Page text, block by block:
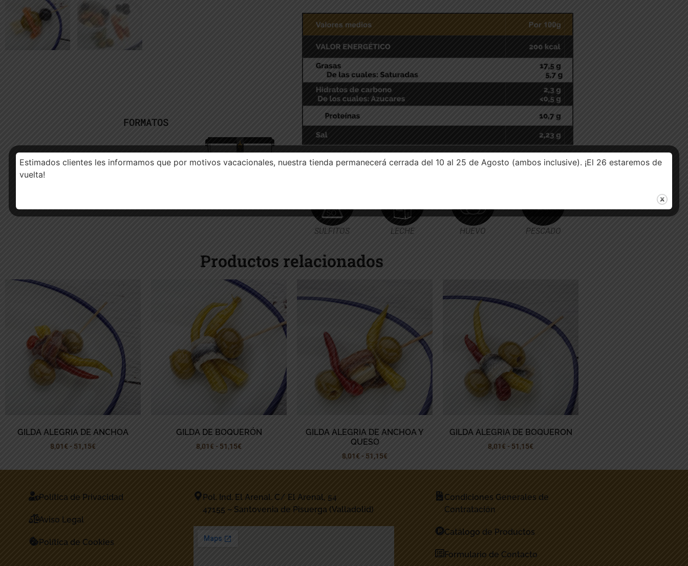
FORMATOS
ALÉRGENOS
SULFITOS LECHE HUEVO PESCADO
Productos relacionados
GILDA ALEGRIA DE ANCHOA
8,01€- 51,15€
GILDA DE BOQUERÓN
8,01€ - 51,15€
GILDA ALEGRIA DE ANCHOA Y
QUESO
8,01€- 51,15€
GILDA ALEGRIA DE BOQUERON
8,01€ - 51,15€
Política de Privacidad
Aviso Legal
Política de Cookies
Pol. Ind. El Arenal. C/ El Arenal, 54
47155 – Santovenia de Pisuerga (Valladolid)
Condiciones Generales de
Contratación
Catálogo de Productos
Formulario de Contacto
Estimados clientes les informamos que por motivos vacacionales, nuestra tienda permanecerá cerrada del 10 al 25 de Agosto (ambos inclusive). ¡El 26 estaremos de
vuelta!